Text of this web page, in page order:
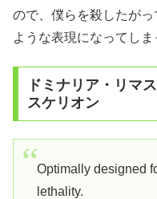
ので、僕らを殺したが
ような表現になってしま
ドミナリア・リマ
スケリオン
Optimally designed
lethality.